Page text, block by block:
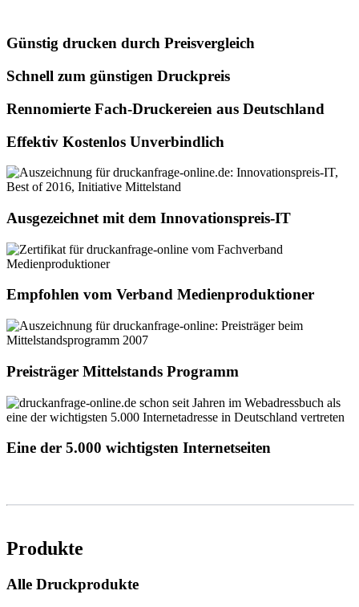
Günstig drucken durch Preisvergleich
Schnell zum günstigen Druckpreis
Rennomierte Fach-Druckereien aus Deutschland
Effektiv Kostenlos Unverbindlich
Ausgezeichnet mit dem Innovationspreis-IT
Empfohlen vom Verband Medienproduktioner
Preisträger Mittelstands Programm
Eine der 5.000 wichtigsten Internetseiten
Produkte
Alle Druckprodukte